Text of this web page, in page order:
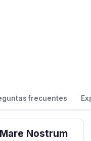
frecuentes
Nostrum